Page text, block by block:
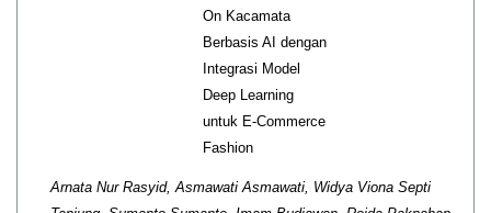
On Kacamata
Berbasis AI dengan
Integrasi Model
Deep Learning
untuk E-Commerce
Fashion
Arnata Nur Rasyid, Asmawati Asmawati, Widya Viona Septi